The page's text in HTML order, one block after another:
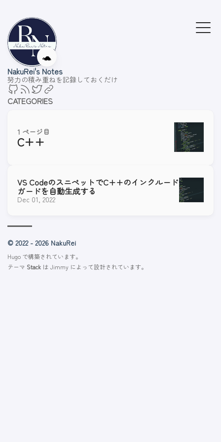
🐢
NakuRei's Notes
努力の積み重ねを記録しておくだけ
CATEGORIES
1 ページ目
C++
VS CodeのスニペットでC++のインクルード
ガードを自動生成する
Dec 01, 2022
© 2022 - 2026 NakuRei
Hugo で構築されています。
テーマ Stack は Jimmy によって設計されています。